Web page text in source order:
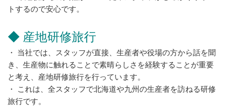
トするので安心です。
◆ 産地研修旅行
・ 当社では、スタッフが直接、生産者や役場の方から話を聞
き、生産物に触れることで素晴らしさを経験することが重要
と考え、産地研修旅行を行っています。
・ これは、全スタッフで北海道や九州の生産者を訪ねる研修
旅行です。